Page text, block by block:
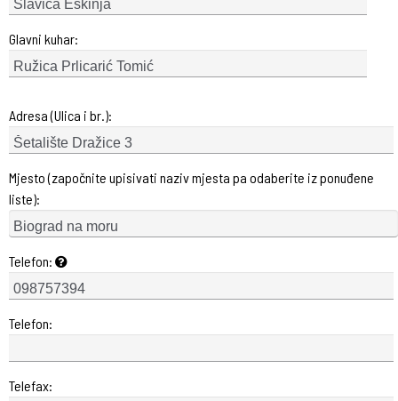
Glavni kuhar:
Adresa (Ulica i br.):
Mjesto (započnite upisivati naziv mjesta pa odaberite iz ponuđene
liste):
Telefon:
Telefon:
Telefax: